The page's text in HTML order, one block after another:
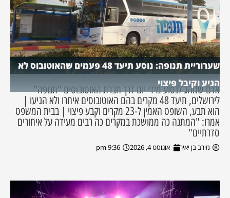
שערוריית תנופה: נוסע תיעד 48 פעמים שהאוטובוס לא
הגיע וקיבל פיצוי
אדם שנוהג לנסוע מידי יום דרך חברת האוטובוסים "תנופה"
לירושלים, תיעד 48 מקרים בהם האוטובוסים איחרו ולא הגיעו |
הוא תבע, השופט האמין ל-23 מקרים וקבע פיצוי | בבית המשפט
אמרו: "המתנה כה ממושכת במקרים כה רבים מעידה על איחורים
סדרתיים"
מירב בן יאיר אוגוסט 4, 2026 9:36 pm